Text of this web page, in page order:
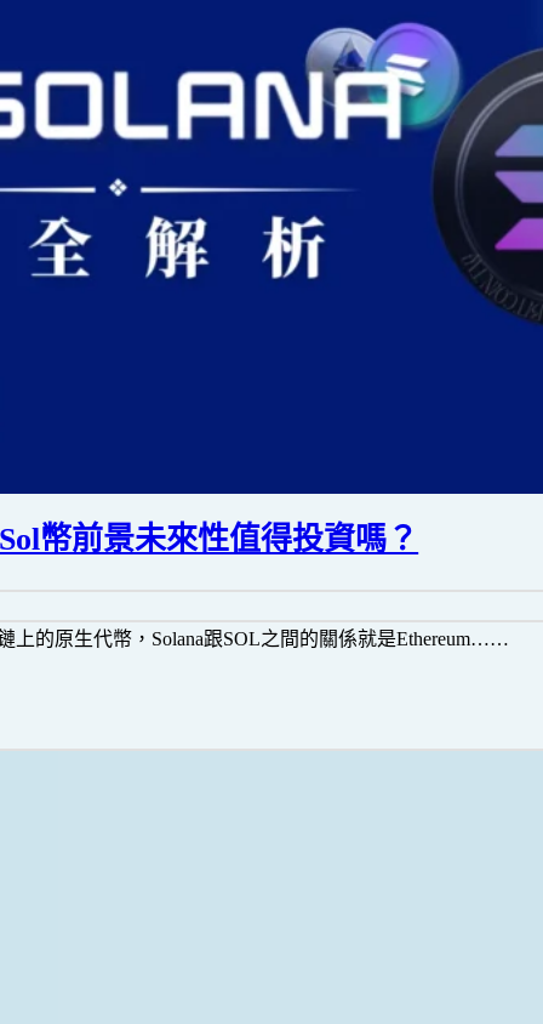
幣前景未來性值得投資嗎？
上的原生代幣，Solana跟SOL之間的關係就是Ethereum……